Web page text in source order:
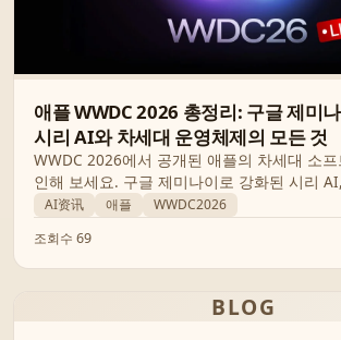
애플 WWDC 2026 총정리: 구글 제미
시리 AI와 차세대 운영체제의 모든 것
WWDC 2026에서 공개된 애플의 차세대 소
인해 보세요. 구글 제미나이로 강화된 시리
디자인의 진화, 그리고 새로운 리더십 하에 변
AI资讯 애플
WWDC2026
조회수 69
BLOG